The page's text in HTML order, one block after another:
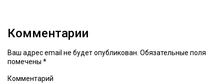
Комментарии
Ваш адрес email не будет опубликован. Обязательные поля
помечены *
Комментарий